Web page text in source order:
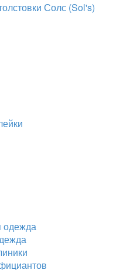
Солс (Sol's)
одежда